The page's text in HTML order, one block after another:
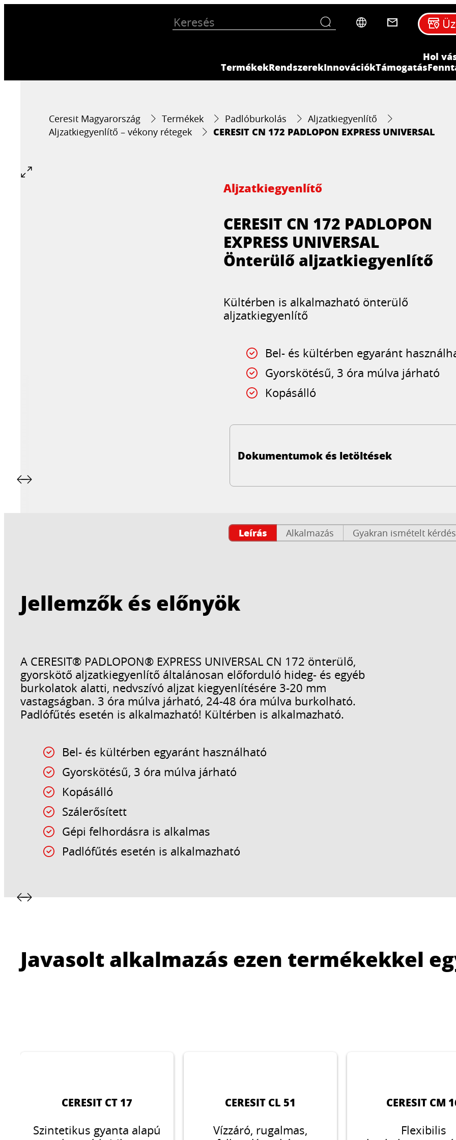
TermékekRendszerekInnovációkTámogatás
Hol
Ceresit Magyarország Termékek Padlóburkolás
Aljzatkiegyenlítő
Aljzatkiegyenlítő – vékony rétegek
CERESIT CN 172 PADLOPON EXPRESS UNIVERSAL
Aljzatkiegyenlítő
CERESIT CN 172 PADLOPON
EXPRESS UNIVERSAL
Önterülő aljzatkiegyenlítő
Kültérben is alkalmazható önterülő
aljzatkiegyenlítő
Bel- és kültérben egyaránt
Gyorskötésű, 3 óra múlva járható
Kopásálló
Dokumentumok és letöltések
Leírás Alkalmazás Gyakran ismételt
Jellemzők és előnyök
A CERESIT® PADLOPON® EXPRESS UNIVERSAL CN 172 önterülő,
gyorskötő aljzatkiegyenlítő általánosan előforduló hideg- és egyéb
burkolatok alatti, nedvszívó aljzat kiegyenlítésére 3-20 mm
vastagságban. 3 óra múlva járható, 24-48 óra múlva burkolható.
Padlófűtés esetén is alkalmazható! Kültérben is alkalmazható.
Bel- és kültérben egyaránt használható
Gyorskötésű, 3 óra múlva járható
Kopásálló
Szálerősített
Gépi felhordásra is alkalmas
Padlófűtés esetén is alkalmazható
Javasolt alkalmazás ezen termékekkel
CERESIT CT 17
Szintetikus gyanta alapú
CERESIT CL 51
Vízzáró, rugalmas,
CERESIT CM
Flexibilis